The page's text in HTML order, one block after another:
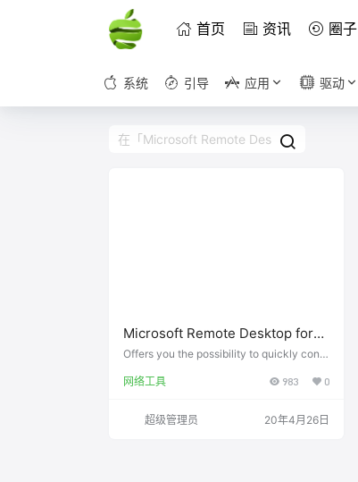
首页 资讯 圈子
系统 引导 应用 驱动
Microsoft Remote Desktop for
Mac（Version 10.3.9 (1767)）
Offers you the possibility to quickly conn
er to work with its programs and files, acc
网络工具 983 0
超级管理员 20年4月26日